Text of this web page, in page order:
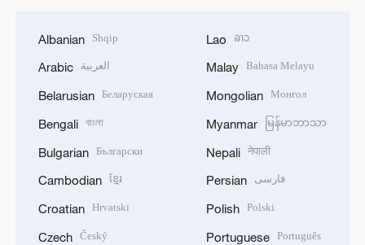
Albanian Shqip
Arabic العربية
Belarusian Беларуская
Bengali বাংলা
Bulgarian Български
Cambodian ខ្មែរ
Croatian Hrvatski
Czech Český
Lao ລາວ
Malay Bahasa Melayu
Mongolian Монгол
Myanmar မြန်မာဘာသာ
Nepali नेपाली
Persian فارسی
Polish Polski
Portuguese Português